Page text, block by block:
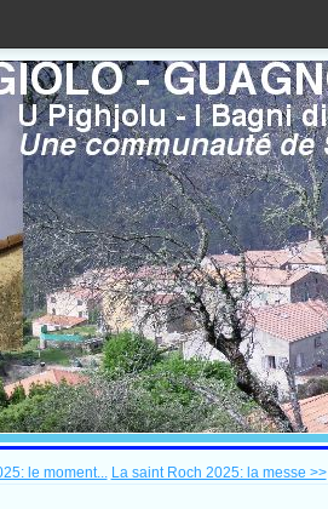
le moment... La saint Roch 2025: la messe >>